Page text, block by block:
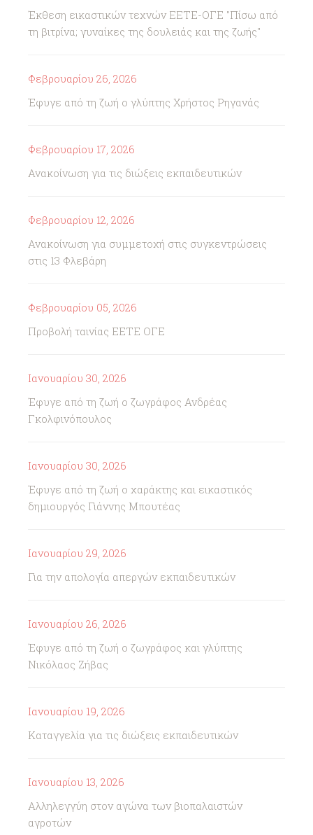
Έκθεση εικαστικών τεχνών ΕΕΤΕ-ΟΓΕ "Πίσω από
τη βιτρίνα; γυναίκες της δουλειάς και της ζωής"
Φεβρουαρίου 26, 2026
Έφυγε από τη ζωή ο γλύπτης Χρήστος Ρηγανάς
Φεβρουαρίου 17, 2026
Ανακοίνωση για τις διώξεις εκπαιδευτικών
Φεβρουαρίου 12, 2026
Ανακοίνωση για συμμετοχή στις συγκεντρώσεις
στις 13 Φλεβάρη
Φεβρουαρίου 05, 2026
Προβολή ταινίας ΕΕΤΕ ΟΓΕ
Ιανουαρίου 30, 2026
Έφυγε από τη ζωή ο ζωγράφος Ανδρέας
Γκολφινόπουλος
Ιανουαρίου 30, 2026
Έφυγε από τη ζωή ο χαράκτης και εικαστικός
δημιουργός Γιάννης Μπουτέας
Ιανουαρίου 29, 2026
Για την απολογία απεργών εκπαιδευτικών
Ιανουαρίου 26, 2026
Έφυγε από τη ζωή ο ζωγράφος και γλύπτης
Νικόλαος Ζήβας
Ιανουαρίου 19, 2026
Καταγγελία για τις διώξεις εκπαιδευτικών
Ιανουαρίου 13, 2026
Αλληλεγγύη στον αγώνα των βιοπαλαιστών
αγροτών